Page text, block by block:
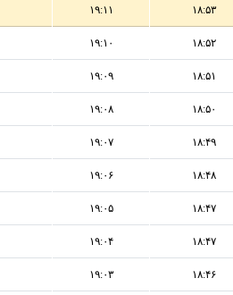
۱۸:۵۳ ۱۹:۱۱
۱۸:۵۲ ۱۹:۱۰
۱۸:۵۱ ۱۹:۰۹
۱۸:۵۰ ۱۹:۰۸
۱۸:۴۹ ۱۹:۰۷
۱۸:۴۸ ۱۹:۰۶
۱۸:۴۷ ۱۹:۰۵
۱۸:۴۷ ۱۹:۰۴
۱۸:۴۶ ۱۹:۰۳